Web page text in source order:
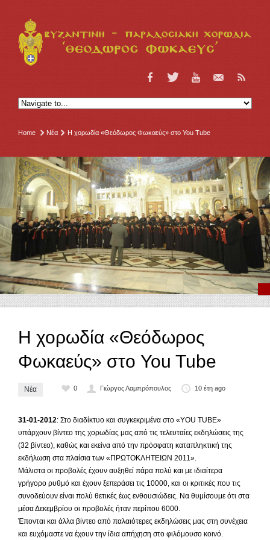
Home Νέα Η χορωδία «Θεόδωρος Φωκαεύς» στο You Tube
Η χορωδία «Θεόδωρος
Φωκαεύς» στο You Tube
Νέα 0 Γιώργος Λαμπρόπουλος 10 έτη ago
31-01-2012: Στο διαδίκτυο και συγκεκριμένα στο «YOU TUBE»
υπάρχουν βίντεο της χορωδίας μας από τις τελευταίες εκδηλώσεις της
(32 βίντεο), καθώς και εκείνα από την πρόσφατη καταπληκτική της
εκδήλωση στα πλαίσια των «ΠΡΩΤΟΚΛΗΤΕΙΩΝ 2011».
Μάλιστα οι προβολές έχουν αυξηθεί πάρα πολύ και με ιδιαίτερα
γρήγορο ρυθμό και έχουν ξεπεράσει τις 10000, και οι κριτικές που τις
συνοδεύουν είναι πολύ θετικές έως ενθουσιώδεις. Να θυμίσουμε ότι στα
μέσα Δεκεμβρίου οι προβολές ήταν περίπου 6000.
Έπονται και άλλα βίντεο από παλαιότερες εκδηλώσεις μας στη συνέχεια
και ευχόμαστε να έχουν την ίδια απήχηση στο φιλόμουσο κοινό.